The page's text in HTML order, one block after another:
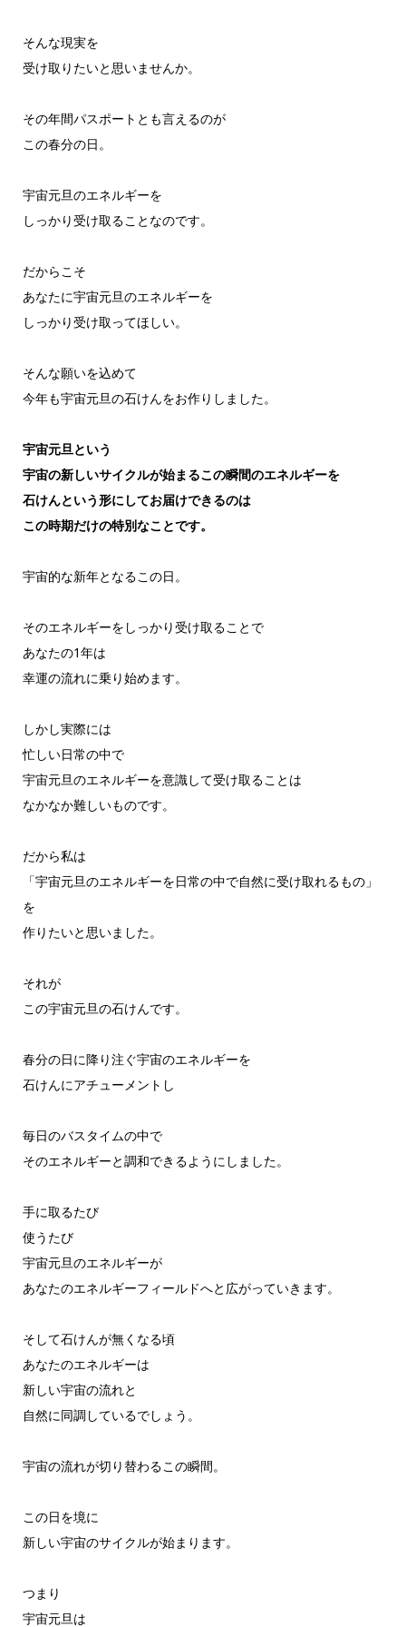
そんな現実を
受け取りたいと思いませんか。
その年間パスポートとも言えるのが
この春分の日。
宇宙元旦のエネルギーを
しっかり受け取ることなのです。
だからこそ
あなたに宇宙元旦のエネルギーを
しっかり受け取ってほしい。
そんな願いを込めて
今年も宇宙元旦の石けんをお作りしました。
宇宙元旦という
宇宙の新しいサイクルが始まるこの瞬間のエネルギーを
石けんという形にしてお届けできるのは
この時期だけの特別なことです。
宇宙的な新年となるこの日。
そのエネルギーをしっかり受け取ることで
あなたの1年は
幸運の流れに乗り始めます。
しかし実際には
忙しい日常の中で
宇宙元旦のエネルギーを意識して受け取ることは
なかなか難しいものです。
だから私は
「宇宙元旦のエネルギーを日常の中で自然に受け取れるもの」
を
作りたいと思いました。
それが
この宇宙元旦の石けんです。
春分の日に降り注ぐ宇宙のエネルギーを
石けんにアチューメントし
毎日のバスタイムの中で
そのエネルギーと調和できるようにしました。
手に取るたび
使うたび
宇宙元旦のエネルギーが
あなたのエネルギーフィールドへと広がっていきます。
そして石けんが無くなる頃
あなたのエネルギーは
新しい宇宙の流れと
自然に同調しているでしょう。
宇宙の流れが切り替わるこの瞬間。
この日を境に
新しい宇宙のサイクルが始まります。
つまり
宇宙元旦は